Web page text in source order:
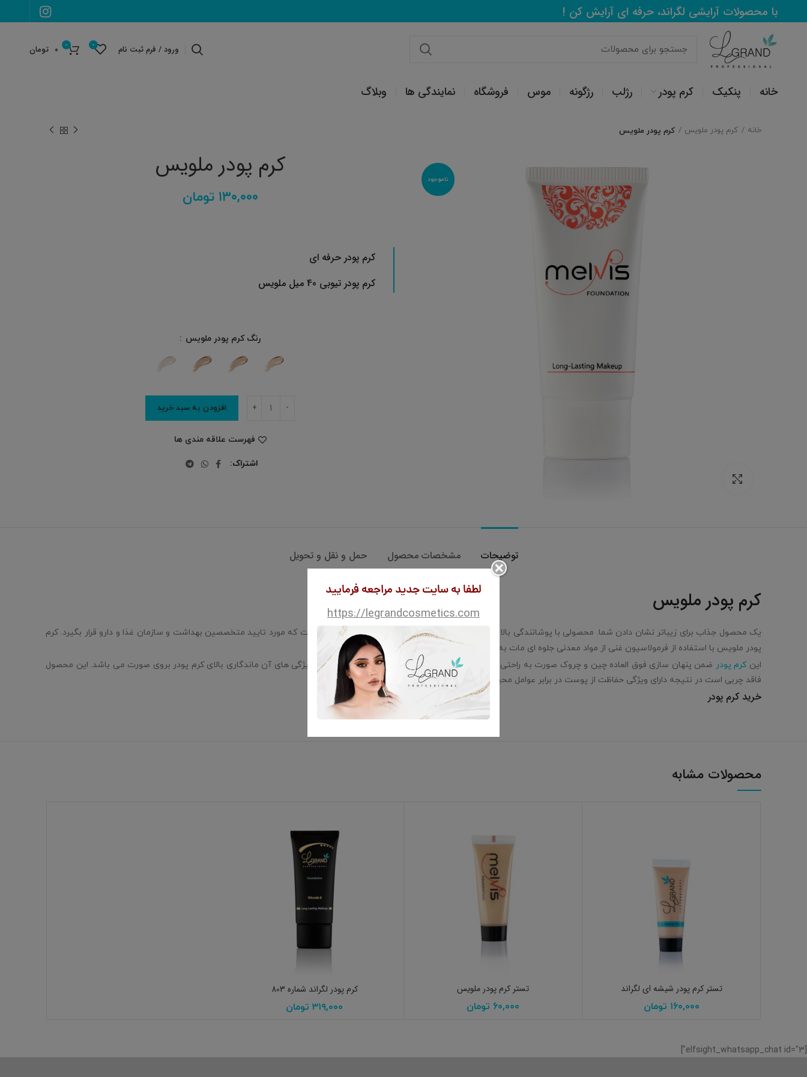
با محصولات آرایشی لگراند، حرفه ای آرایش کن !
ورود / فرم ثبت نام 0
0 ۰ تومان
خانه پنکیک کرم پودر رژلب رژگونه موس فروشگاه نمایندگی ها وبلاگ
خانه کرم پودر ملویس کرم پودر ملویس
ناموجود کرم پودر ملویس
۱۳۰,۰۰۰ تومان
کرم پودر حرفه ای
کرم پودر تیوبی 40 میل ملویس
رنگ کرم پودر ملویس
افزودن به سبد خرید
فهرست علاقه مندی ها
اشتراک
توضیحات مشخصات محصول حمل و نقل و تحویل
کرم پودر ملویس
یک محصول جذاب برای زیباتر نشان دادن شما. محصولی با پوشانندگی بالا که استفاده از مواد استاندارد با کیفیت باعث شده است که مورد تایید متخصصین بهداشت و سازمان غذا و دارو قرار بگیرد. کرم
پودر ملویس با استفاده از فرمولاسیون غنی از مواد معدنی جلوه ای مات به پوست می بخشد.
اینکرم پودر ضمن پنهان سازی فوق العاده چین و چروک صورت به راحتی می تواند جای جوش و لک را نیز کاور نماید. از جمله ویژگی های آن ماندگاری بالای کرم پودر بروی صورت می باشد. این محصول
فاقد چربی است در نتیجه دارای ویژگی حفاظت از پوست در برابر عوامل محیطی می باشد.
خرید کرم پودر
محصولات مشابه
انتخاب گزینه ها
تستر کرم پودر شیشه ای لگراند
۱۶۰,۰۰۰ تومان
انتخاب گزینه ها
تستر کرم پودر ملویس
۶۰,۰۰۰ تومان
افزودن به سبد خرید
کرم پودر لگراند شماره 803
۳۱۹,۰۰۰ تومان
[elfsight_whatsapp_chat id="3"]
لطفا به سایت جدید مراجعه فرمایید
https://legrandcosmetics.com